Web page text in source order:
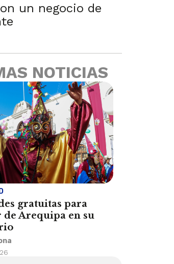
un negocio de
NOTICIAS
gratuitas para
Arequipa en su